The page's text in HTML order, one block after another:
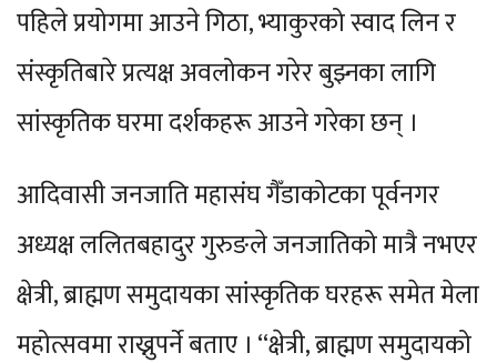
पहिले प्रयोगमा आउने गिठा, भ्याकुरको स्वाद लिन र
संस्कृतिबारे प्रत्यक्ष अवलोकन गरेर बुझ्नका लागि
सांस्कृतिक घरमा दर्शकहरू आउने गरेका छन् ।
आदिवासी जनजाति महासंघ गैँडाकोटका पूर्वनगर
अध्यक्ष ललितबहादुर गुरुङले जनजातिको मात्रै नभएर
क्षेत्री, ब्राह्मण समुदायका सांस्कृतिक घरहरू समेत मेला
महोत्सवमा राख्नुपर्ने बताए । “क्षेत्री, ब्राह्मण समुदायको